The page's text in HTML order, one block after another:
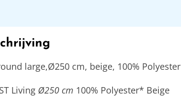
large,Ø250 cm, beige, 100% Polyester
LivingØ250 cm 100% Polyester* Beige